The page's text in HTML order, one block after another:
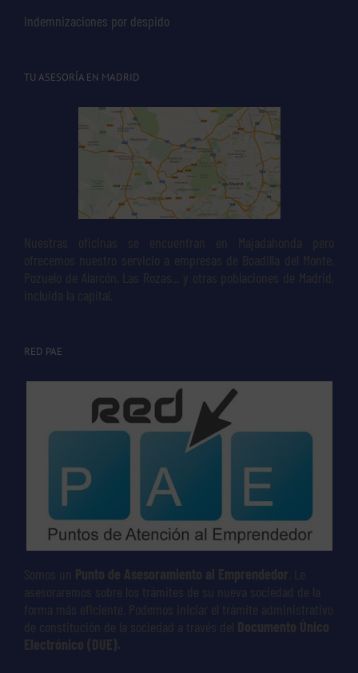
Indemnizaciones por despido
TU ASESORÍA EN MADRID
Nuestras oficinas se encuentran en Majadahonda pero
ofrecemos nuestro servicio a empresas de Boadilla del Monte,
Pozuelo de Alarcón, Las Rozas... y otras poblaciones de Madrid,
incluida la capital.
RED PAE
Somos un Punto de Asesoramiento al Emprendedor . Le
asesoraremos sobre los trámites de su nueva sociedad de la
forma más eficiente. Podemos iniciar el trámite administrativo
de constitución de la sociedad a través del Documento Único
Electrónico (DUE).